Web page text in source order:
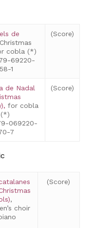
de
cobla (*)
69220-
1
(Score)
de Nadal
for cobla
(*)
069220-
7
(Score)
,
choir
(Score)